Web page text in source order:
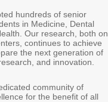
hundreds of senior
in Medicine, Dental
Our research, both on
continues to achieve
the next generation of
and innovation.
community of
for the benefit of all.